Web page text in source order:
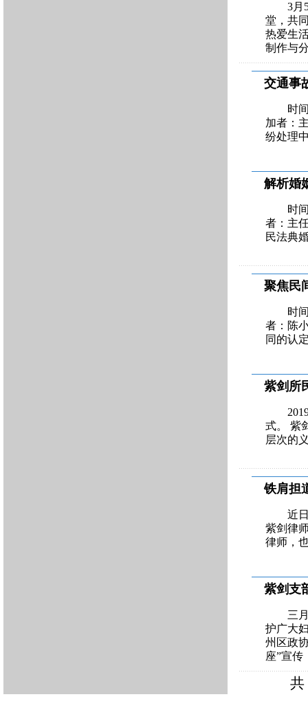
3月
堂，共
热爱生
制作与
交通事
时
加者：
纷处理
解析婚
时
者：主
民法典
聚焦民
时
者：陈
同的认
紫剑所
式。 紫
层次的
铁肩担
近
紫剑律
律师，
紫剑支
三
护广大
州区政
座”宣传
共